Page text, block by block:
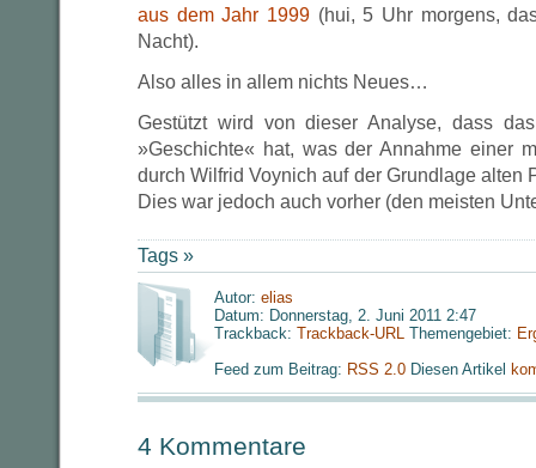
aus dem Jahr 1999 (hui, 5 Uhr morgens,
Nacht).
Also alles in allem nichts Neues…
Gestützt wird von dieser Analyse, dass
»Geschichte« hat, was der Annahme einer
durch Wilfrid Voynich auf der Grundlage alten
Dies war jedoch auch vorher (den meisten
Tags »
Autor: elias
Datum: Donnerstag, 2. Juni 2011 2:47
Trackback: Trackback-URL Themengebiet:
Feed zum Beitrag: RSS 2.0 Diesen Artikel
4 Kommentare